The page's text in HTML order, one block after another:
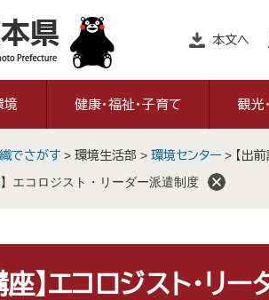
本文へ
境 健康・福祉・子育て 観光
でさがす > 環境生活部 > 環境センター > 【出
】エコロジスト・リーダー派遣制度
座】エコロジスト・リ